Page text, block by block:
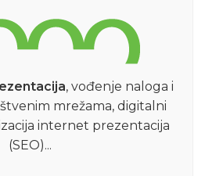
, vođenje naloga i
mrežama, digitalni
internet prezentacija
(SEO)...